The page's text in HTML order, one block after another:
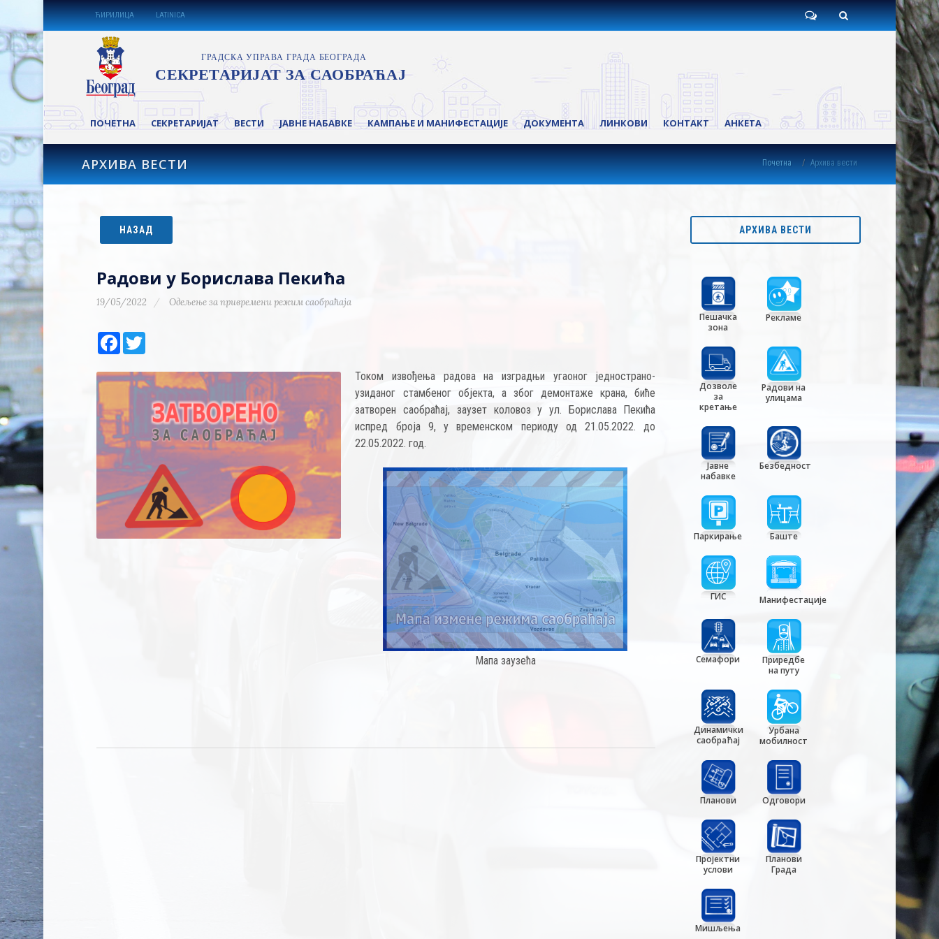
ЋИРИЛИЦА LATINICA
ПОЧЕТНА СЕКРЕТАРИЈАТ ВЕСТИ ЈАВНЕ НАБАВКЕ КАМПАЊЕ И МАНИФЕСТАЦИЈЕ ДОКУМЕНТА ЛИНКОВИ КОНТАКТ АНКЕТА
АРХИВА ВЕСТИ Почетна Архива вести
НАЗАД
Радови у Борислава Пекића
19/05/2022 Одељење за привремени режим саобраћаја
Facebook
Током извођења радова на изградњи угаоног једнострано-
узиданог стамбеног објекта, а због демонтаже крана, биће
затворен саобраћај, заузет коловоз у ул. Борислава Пекића
испред броја 9, у временском периоду од 21.05.2022. до
22.05.2022. год.
Мапа заузећа
АРХИВА ВЕСТИ
Пешачка
зона
Рекламе
Дозволе
за
кретање
Радови на
улицама
Јавне
набавке
Безбедност
Паркирање Баште
ГИС Манифестације
Семафори
Приредбе
на путу
Динамички
саобраћај
Урбана
мобилност
Планови Одговори
Пројектни
услови
Планови
Града
Мишљења